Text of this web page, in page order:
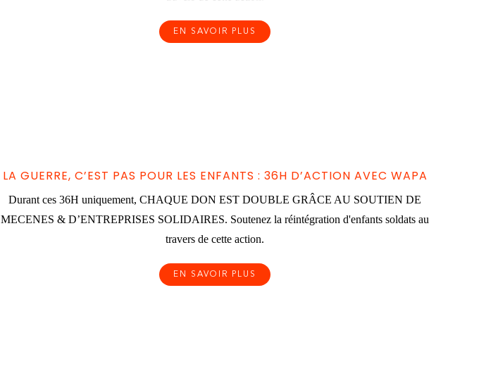
EN SAVOIR PLUS
LA GUERRE, C’EST PAS POUR LES ENFANTS : 36H D’ACTION AVEC WAPA
Durant ces 36H uniquement, CHAQUE DON EST DOUBLE GRÂCE AU SOUTIEN DE
MECENES & D’ENTREPRISES SOLIDAIRES. Soutenez la réintégration d'enfants soldats au
travers de cette action.
EN SAVOIR PLUS